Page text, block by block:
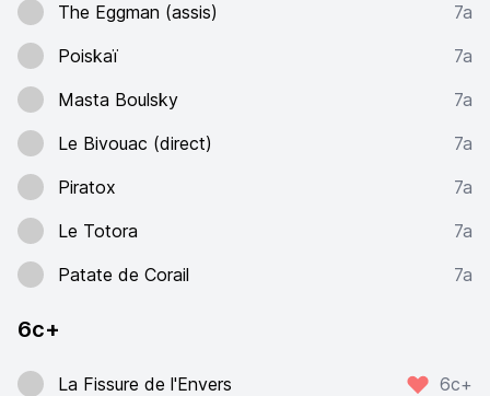
The Eggman (assis)
7a
Poiskaï
7a
Masta Boulsky
7a
Le Bivouac (direct)
7a
Piratox
7a
Le Totora
7a
Patate de Corail
7a
6c+
La Fissure de l'Envers
6c+